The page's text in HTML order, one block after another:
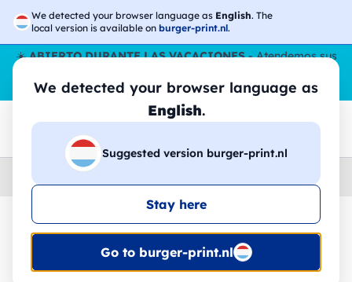
We detected your browser language as English. The
local version is available on burger-print.nl.
We detected your browser language as
English.
Suggested version burger-print.nl
Stay here
Go to burger-print.nl
☀️ABIERTO DURANTE LAS VACACIONES- Atendemos sus
pedidos durante todo el verano, incluso en agosto.
Sin parar
😎🌴
Home
🔥 -30% de impresión DTF